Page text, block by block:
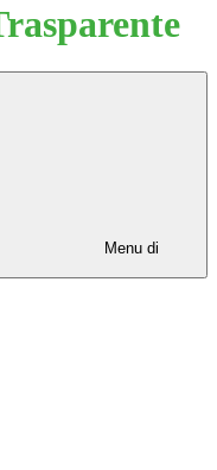
Menu di